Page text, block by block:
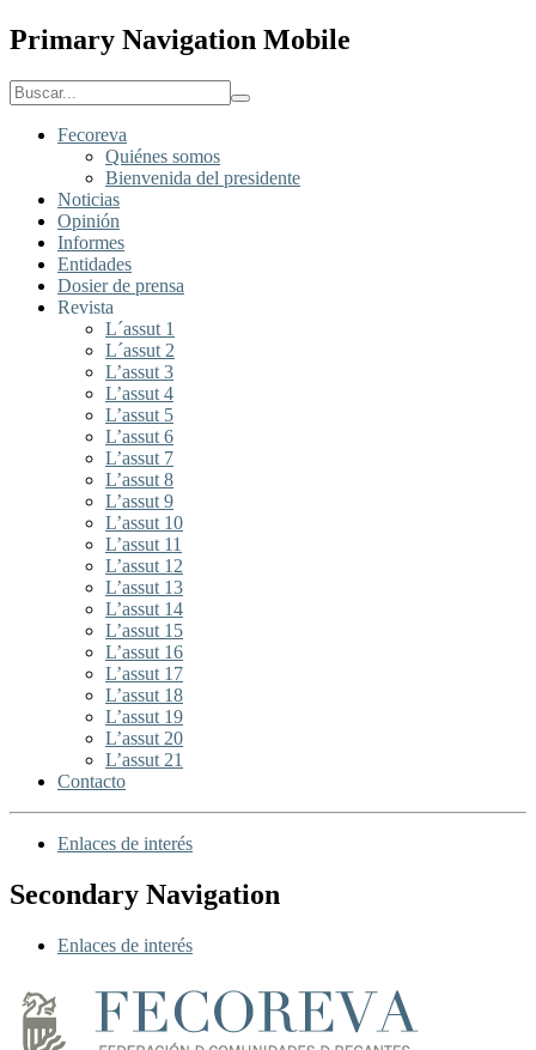
Primary Navigation Mobile
Fecoreva
Quiénes somos
Bienvenida del presidente
Noticias
Opinión
Informes
Entidades
Dosier de prensa
Revista
L´assut 1
L´assut 2
L’assut 3
L’assut 4
L’assut 5
L’assut 6
L’assut 7
L’assut 8
L’assut 9
L’assut 10
L’assut 11
L’assut 12
L’assut 13
L’assut 14
L’assut 15
L’assut 16
L’assut 17
L’assut 18
L’assut 19
L’assut 20
L’assut 21
Contacto
Enlaces de interés
Secondary Navigation
Enlaces de interés